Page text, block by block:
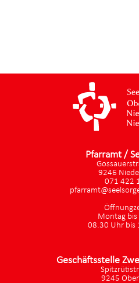
Pfarramt /
9246
071 422
Montag bis
08.30 Uhr bis
Geschäftsstelle
9245